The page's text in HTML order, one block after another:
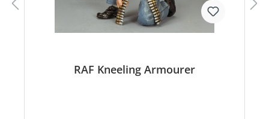
RAF Kneeling Armourer